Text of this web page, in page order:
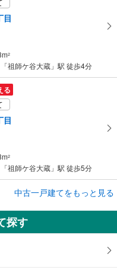
目
2
祖師ケ谷大蔵」駅 徒歩4分
る
目
2
祖師ケ谷大蔵」駅 徒歩5分
目
中古一戸建てをもっと見る
探す